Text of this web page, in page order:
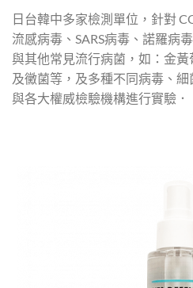
日台韓中多家檢測單位，針對
流感病毒、SARS病毒、諾羅病
與其他常見流行病菌，如：金
及黴菌等，及多種不同病毒、
與各大權威檢驗機構進行實驗．